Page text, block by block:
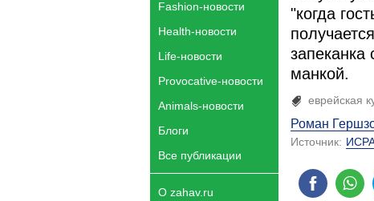
Fashion-новости
Health-новости
Life-новости
Provocative-новости
Animals-новости
Блоги
Все публикации
О zahav.ru
"когда
запеканка
манкой.
еврейская
Роман
Источник: